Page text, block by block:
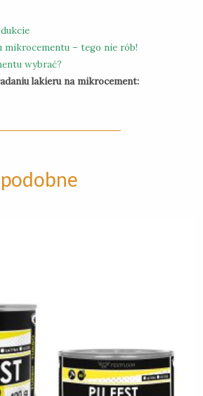
mikrocementu – tego nie rób!
wybrać?
lakieru na mikrocement: